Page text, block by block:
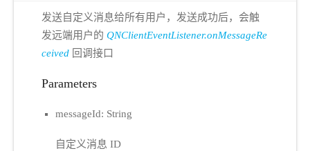
发送自定义消息给所有用户，发送成功后，会触
发远端用户的 QNClientEventListener.onMessageRe
ceived 回调接口
Parameters
messageId: String
自定义消息 ID